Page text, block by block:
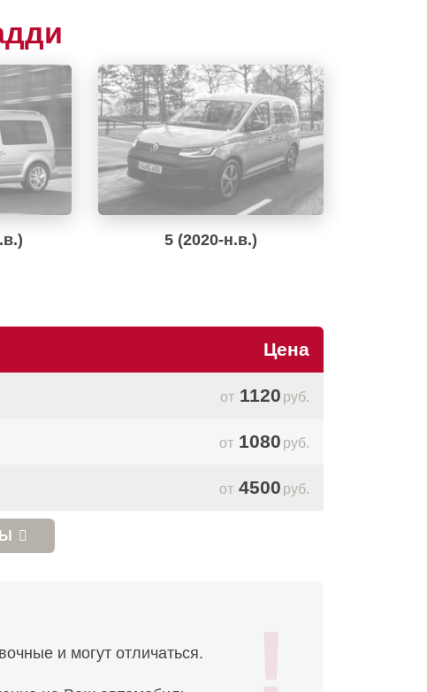
5 (2020-н.в.)
Цена
1120 руб.
1080 руб.
4500 руб.
и могут отличаться.